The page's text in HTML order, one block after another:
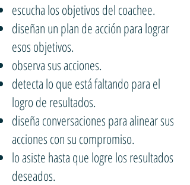
escucha los objetivos del coachee.
diseñan un plan de acción para lograr
esos objetivos.
observa sus acciones.
detecta lo que está faltando para el
logro de resultados.
diseña conversaciones para alinear sus
acciones con su compromiso.
lo asiste hasta que logre los resultados
deseados.